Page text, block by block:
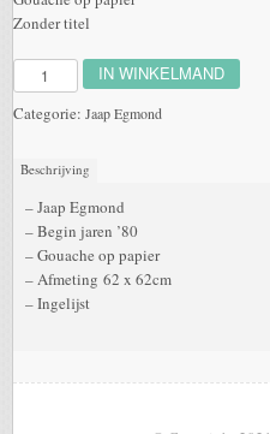
Zonder titel
Aantal IN WINKELMAND
Categorie: Jaap Egmond
Beschrijving
– Jaap Egmond
– Begin jaren ’80
– Gouache op papier
– Afmeting 62 x 62cm
– Ingelijst